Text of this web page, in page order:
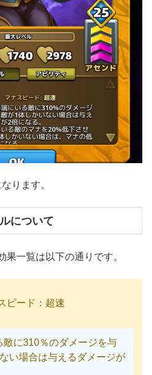
ります。
について
果一覧は以下の通りです。
ピード：超速
敵に310％のダメージを与
い場合は与えるダメージが